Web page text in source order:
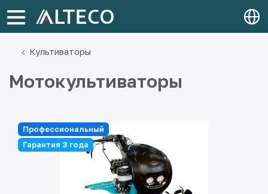
Культиваторы
Мотокультиваторы
Профессиональный
Гарантия 3 года